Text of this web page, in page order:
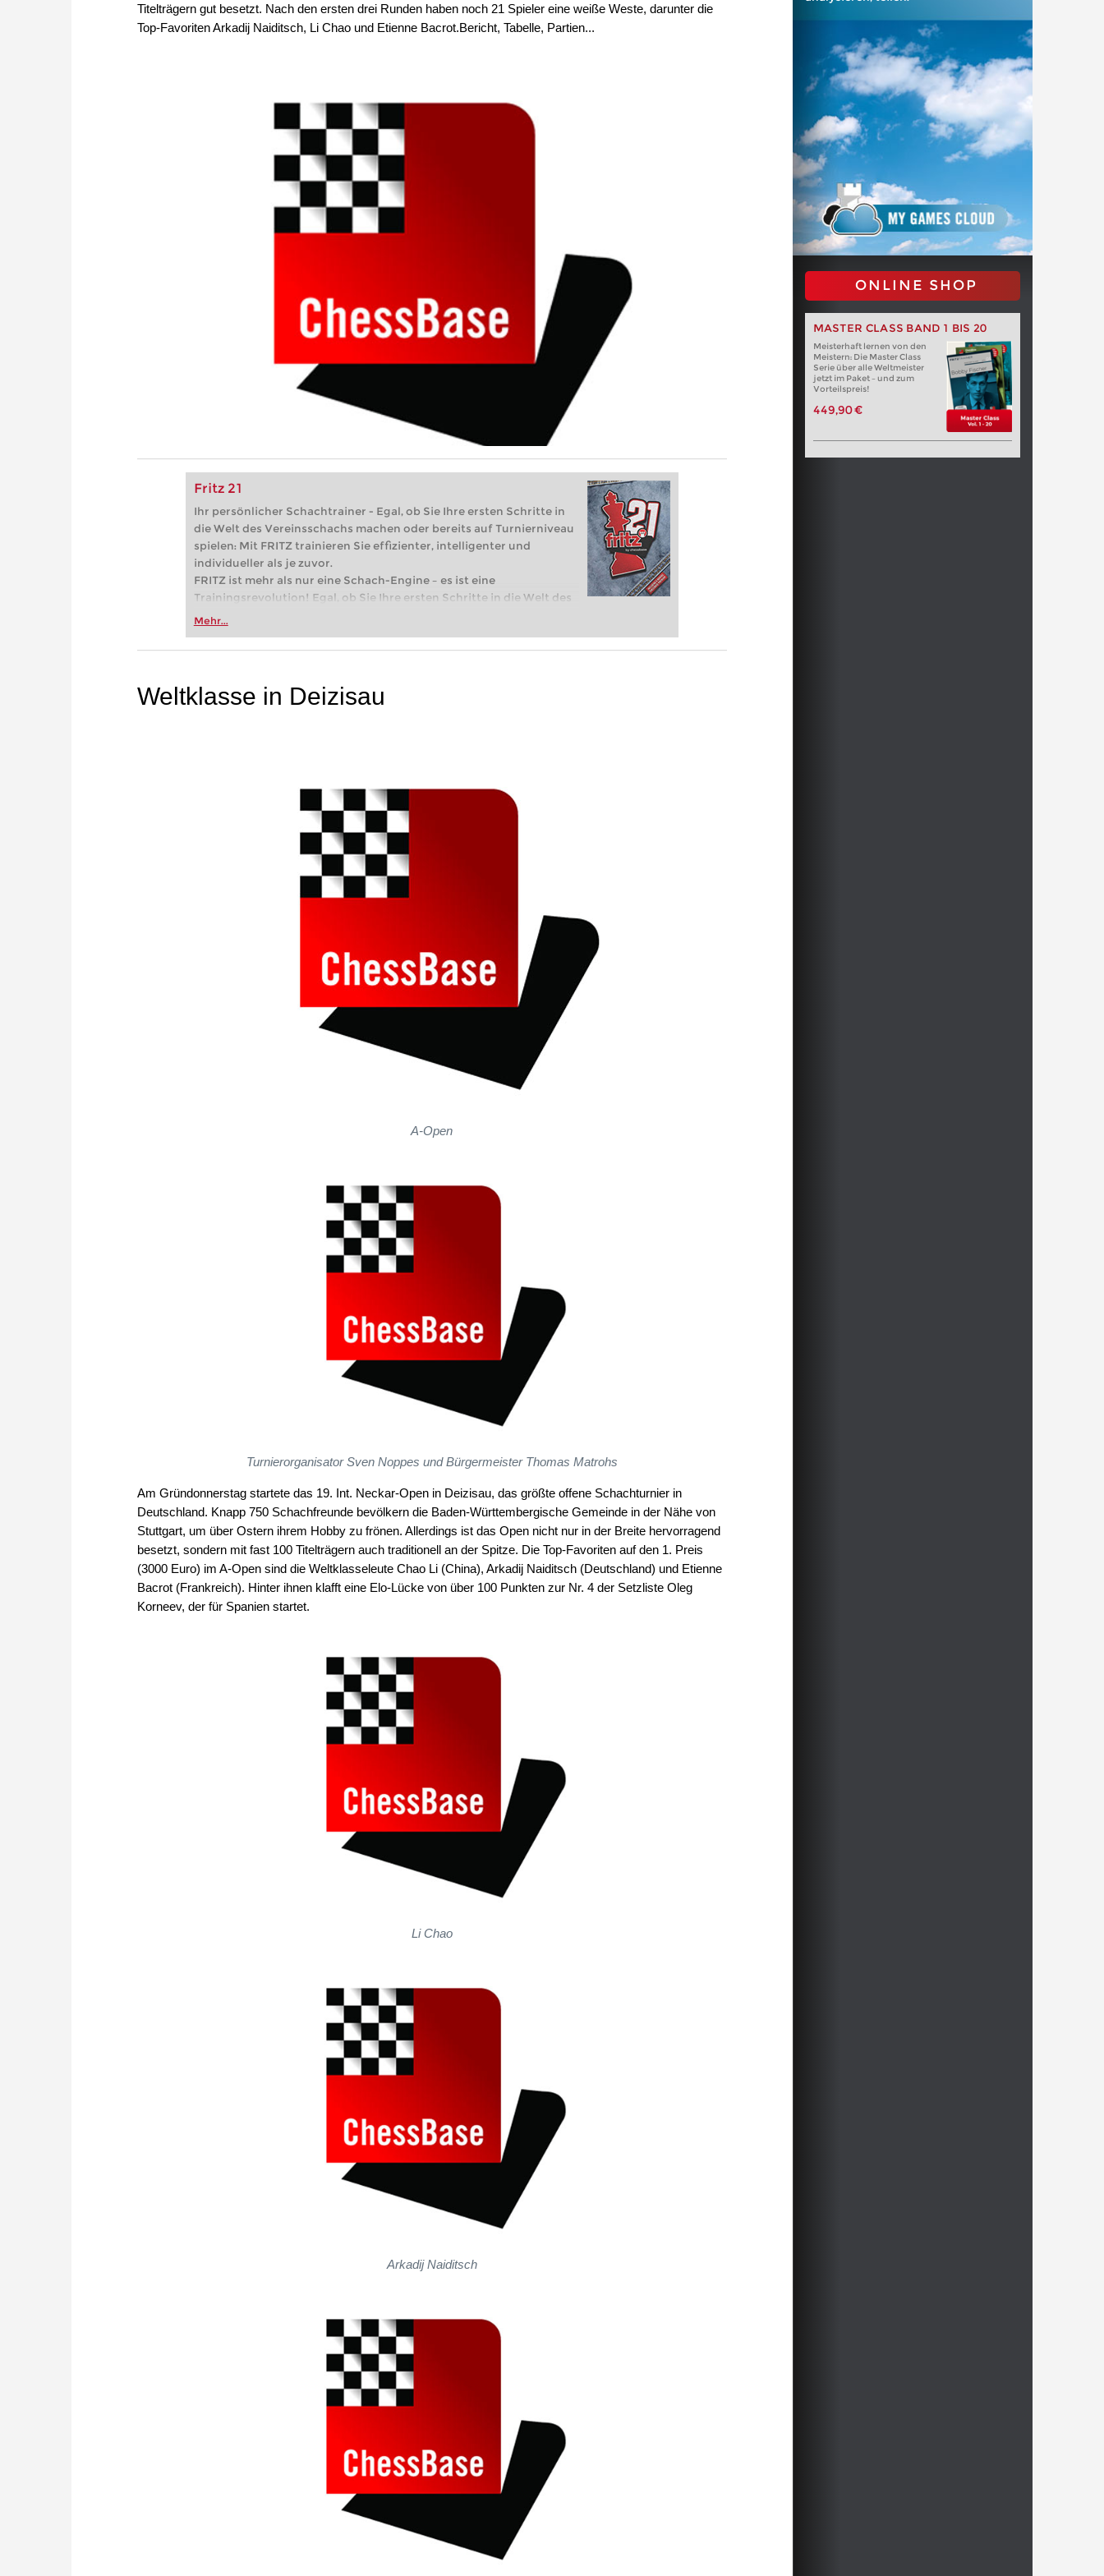
Titelträgern gut besetzt. Nach den ersten drei Runden haben noch 21 Spieler eine weiße Weste, darunter die
Top-Favoriten Arkadij Naiditsch, Li Chao und Etienne Bacrot.Bericht, Tabelle, Partien...
Fritz 21
Ihr persönlicher Schachtrainer - Egal, ob Sie Ihre ersten Schritte in
die Welt des Vereinsschachs machen oder bereits auf Turnierniveau
spielen: Mit FRITZ trainieren Sie effizienter, intelligenter und
individueller als je zuvor.
FRITZ ist mehr als nur eine Schach-Engine – es ist eine
Trainingsrevolution! Egal, ob Sie Ihre ersten Schritte in die Welt des
Vereinsschachs machen oder bereits auf Turnierniveau spielen: Mit
zuvor.
Mehr...
ONLINE SHOP
MASTER CLASS BAND 1 BIS 20
Meisterhaft lernen von den
Meistern: Die Master Class
Serie über alle Weltmeister
jetzt im Paket – und zum
Vorteilspreis!
449,90 €
Weltklasse in Deizisau
A-Open
Turnierorganisator Sven Noppes und Bürgermeister Thomas Matrohs
Am Gründonnerstag startete das 19. Int. Neckar-Open in Deizisau, das größte offene Schachturnier in
Deutschland. Knapp 750 Schachfreunde bevölkern die Baden-Württembergische Gemeinde in der Nähe von
Stuttgart, um über Ostern ihrem Hobby zu frönen. Allerdings ist das Open nicht nur in der Breite hervorragend
besetzt, sondern mit fast 100 Titelträgern auch traditionell an der Spitze. Die Top-Favoriten auf den 1. Preis
(3000 Euro) im A-Open sind die Weltklasseleute Chao Li (China), Arkadij Naiditsch (Deutschland) und Etienne
Bacrot (Frankreich). Hinter ihnen klafft eine Elo-Lücke von über 100 Punkten zur Nr. 4 der Setzliste Oleg
Korneev, der für Spanien startet.
Li Chao
Arkadij Naiditsch